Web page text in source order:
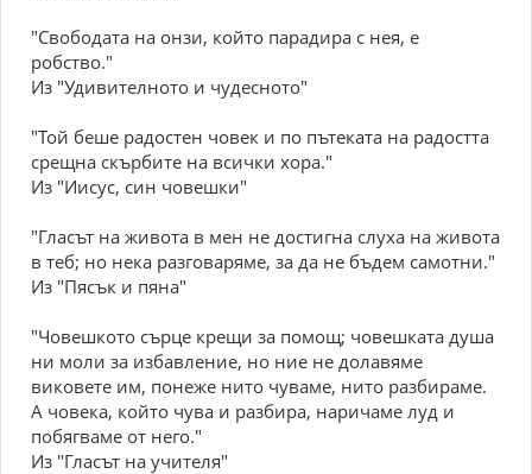
"Свободата на онзи, който парадира с нея, е
робство."
Из "Удивителното и чудесното"
"Той беше радостен човек и по пътеката на радостта
срещна скърбите на всички хора."
Из "Иисус, син човешки"
"Гласът на живота в мен не достигна слуха на живота
в теб; но нека разговаряме, за да не бъдем самотни."
Из "Пясък и пяна"
"Човешкото сърце крещи за помощ; човешката душа
ни моли за избавление, но ние не долавяме
виковете им, понеже нито чуваме, нито разбираме.
А човека, който чува и разбира, наричаме луд и
побягваме от него."
Из "Гласът на учителя"